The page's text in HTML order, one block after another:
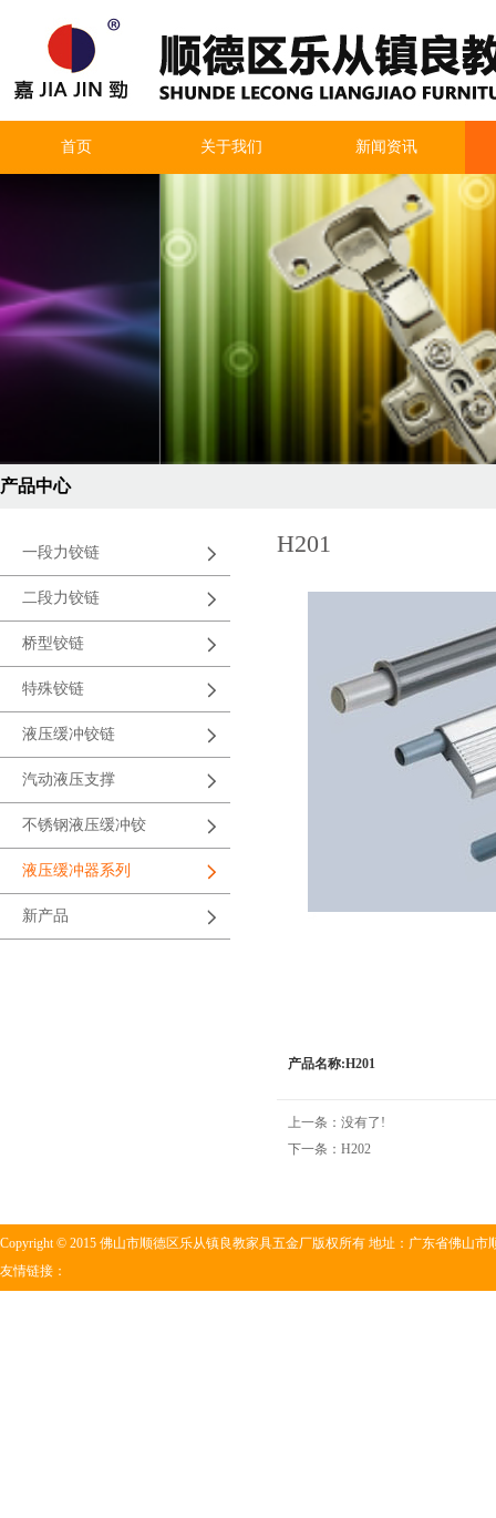
首页 关于我们 新闻资讯
产品中心
一段力铰链
二段力铰链
桥型铰链
特殊铰链
液压缓冲铰链
汽动液压支撑
不锈钢液压缓冲铰
液压缓冲器系列
新产品
H201
产品名称:H201
上一条：没有了!
下一条： H202
Copyright © 2015 佛山市顺德区乐从镇良教家具五金厂版权所有 地址：广东省佛山市
友情链接：